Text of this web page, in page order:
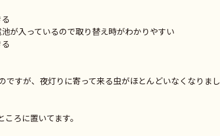
が入っているので取り替え時がわかりやすい
ですが、夜灯りに寄って来る虫がほとんどいなくなりまし
ろに置いてます。